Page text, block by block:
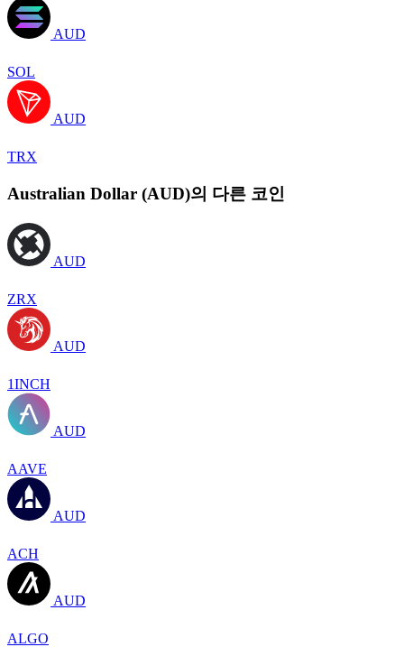
AUD
SOL
AUD
TRX
Australian Dollar (AUD)의 다른 코인
AUD
ZRX
AUD
1INCH
AUD
AAVE
AUD
ACH
AUD
ALGO